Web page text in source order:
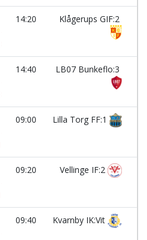
14:20 Klågerups GIF:2
14:40 LB07 Bunkeflo:3
09:00 Lilla Torg FF:1
09:20 Vellinge IF:2
09:40 Kvarnby IK:Vit